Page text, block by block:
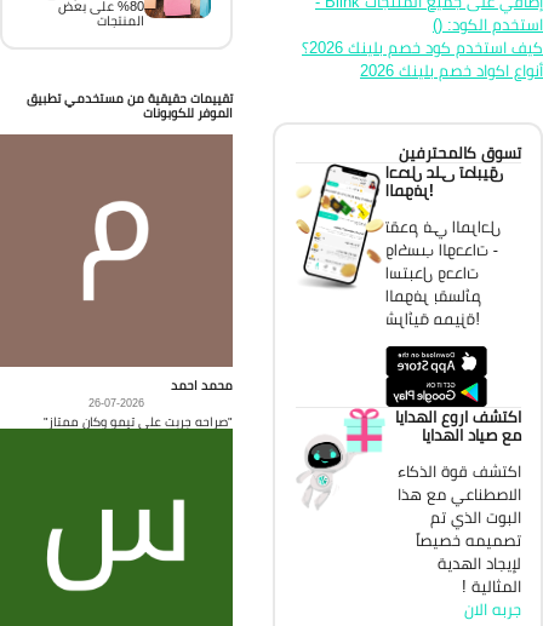
الكود: ()
استخدم كود خصم بلينك 2026؟
اكواد خصم بلينك 2026
تسوق كالمحترفين
احصل على تطبيق
الموفر!
تقدم في المراحل
واكسب الوحدات -
استبدل وحدات
الموفر بقسائم
شرائية مميزة!
اكتشف اروع الهدايا
مع صياد الهدايا
اكتشف قوة الذكاء
الاصطناعي مع هذا
البوت الذي تم
تصميمه خصيصاً
لإيجاد الهدية
المثالية !
جربه الان
80% على بعض
المنتجات
تقييمات حقيقية من مستخدمي تطبيق
الموفر للكوبونات
محمد احمد
26-07-2026
"صراحه جربت على تيمو وكان ممتاز"